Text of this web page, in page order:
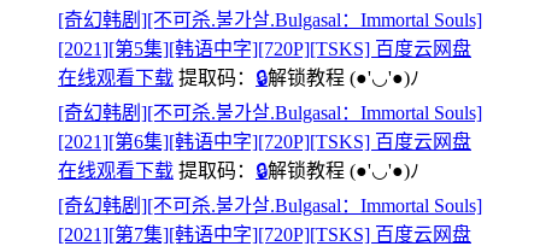
[奇幻韩剧][不可杀.불가살.Bulgasal：Immortal Souls]
[2021][第5集][韩语中字][720P][TSKS] 百度云网盘
在线观看下载 提取码： 🔒解锁教程 (●'◡'●)ﾉ
[奇幻韩剧][不可杀.불가살.Bulgasal：Immortal Souls]
[2021][第6集][韩语中字][720P][TSKS] 百度云网盘
在线观看下载 提取码： 🔒解锁教程 (●'◡'●)ﾉ
[奇幻韩剧][不可杀.불가살.Bulgasal：Immortal Souls]
[2021][第7集][韩语中字][720P][TSKS] 百度云网盘